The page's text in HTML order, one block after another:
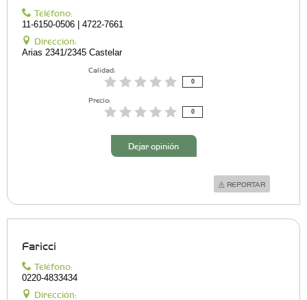
Teléfono:
11-6150-0506 | 4722-7661
Dirección:
Arias 2341/2345 Castelar
Calidad:
0
Precio:
0
Dejar opinión
REPORTAR
Faricci
Teléfono:
0220-4833434
Dirección: